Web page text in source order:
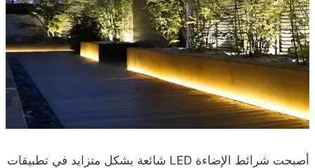
أصبحت شرائط الإضاءة LED شائعة بشكل متزايد في تطبيقات